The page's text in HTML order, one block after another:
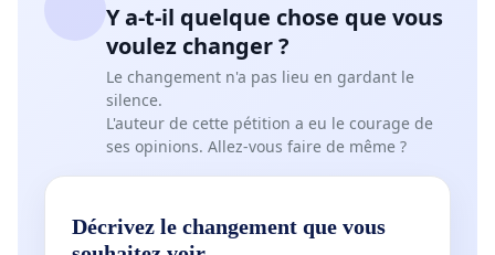
Y a-t-il quelque chose que vous
voulez changer ?
Le changement n'a pas lieu en gardant le
silence.
L'auteur de cette pétition a eu le courage de
ses opinions. Allez-vous faire de même ?
Décrivez le changement que vous